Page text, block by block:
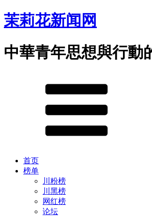
茉莉花新闻网
中華青年思想與行動
首页
榜单
川粉榜
川黑榜
网红榜
论坛